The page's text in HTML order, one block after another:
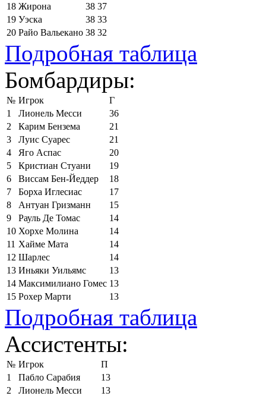
18 Жирона 38 37
19 Уэска 38 33
20 Райо Вальекано 38 32
Подробная таблица
Бомбардиры:
№ Игрок
Г
1
Лионель Месси
36
2
Карим Бензема
21
3
Луис Суарес
21
4
Яго Аспас
20
5
Кристиан Стуани
19
6
Виссам Бен-Йеддер
18
7
Борха Иглесиас
17
8
Антуан Гризманн
15
9
Рауль Де Томас
14
10 Хорхе Молина
14
11 Хайме Мата
14
12 Шарлес
14
13 Иньяки Уильямс
13
14 Максимилиано Гомес 13
15 Рохер Марти 13
Подробная таблица
Ассистенты:
№ Игрок
П
1
Пабло Сарабия
13
2
Лионель Месси
13